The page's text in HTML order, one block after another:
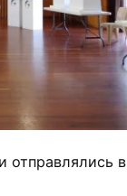
отправлялись в